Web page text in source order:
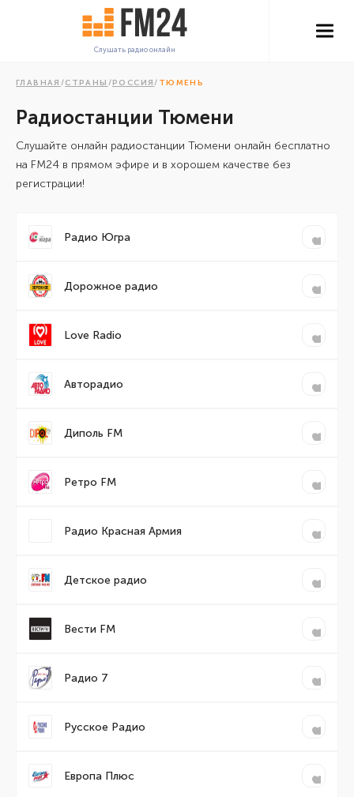
Слушать радио онлайн
ГЛАВНАЯ /СТРАНЫ /РОССИЯ/ ТЮМЕНЬ
Радиостанции Тюмени
Cлушайте онлайн радиостанции Тюмени онлайн бесплатно
на FM24 в прямом эфире и в хорошем качестве без
регистрации!
Радио Югра
Дорожное радио
Love Radio
Авторадио
Диполь FM
Ретро FM
Радио Красная Армия
Детское радио
Вести FM
Радио 7
Русское Радио
Европа Плюс